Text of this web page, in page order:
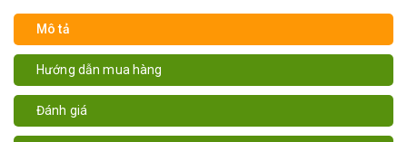
Mô tả
Hướng dẫn mua hàng
Đánh giá